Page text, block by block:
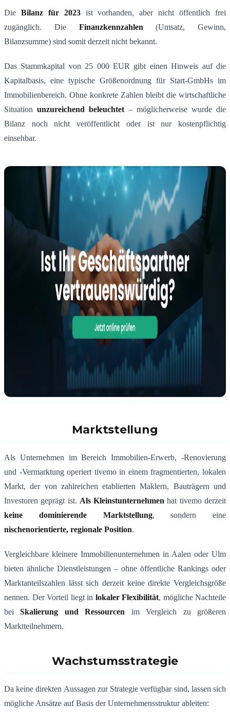
Die Bilanz für 2023ist vorhanden, aber nicht öffentlich frei
zugänglich. Die Finanzkennzahlen (Umsatz, Gewinn,
Bilanzsumme) sind somit derzeit nicht bekannt.
Das Stammkapital von 25 000 EUR gibt einen Hinweis auf die
Kapitalbasis, eine typische Größenordnung für Start-GmbHs im
Immobilienbereich. Ohne konkrete Zahlen bleibt die wirtschaftliche
Situation unzureichend beleuchtet – möglicherweise wurde die
Bilanz noch nicht veröffentlicht oder ist nur kostenpflichtig
einsehbar.
Marktstellung
Als Unternehmen im Bereich Immobilien-Erwerb, -Renovierung
und -Vermarktung operiert tivemo in einem fragmentierten, lokalen
Markt, der von zahlreichen etablierten Maklern, Bauträgern und
Investoren geprägt ist. Als Kleinstunternehmen hat tivemo derzeit
keine dominierende Marktstellung, sondern eine
nischenorientierte, regionale Position.
Vergleichbare kleinere Immobilienunternehmen in Aalen oder Ulm
bieten ähnliche Dienstleistungen – ohne öffentliche Rankings oder
Marktanteilszahlen lässt sich derzeit keine direkte Vergleichsgröße
nennen. Der Vorteil liegt in lokaler Flexibilität, mögliche Nachteile
beiSkalierung und Ressourcen im Vergleich zu größeren
Marktteilnehmern.
Wachstumsstrategie
Da keine direkten Aussagen zur Strategie verfügbar sind, lassen sich
mögliche Ansätze auf Basis der Unternehmensstruktur ableiten: